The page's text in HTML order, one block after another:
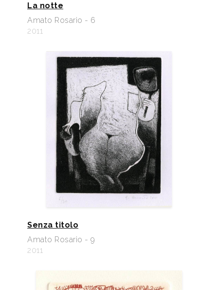
La notte
Amato Rosario - 6
2011
Senza titolo
Amato Rosario - 9
2011